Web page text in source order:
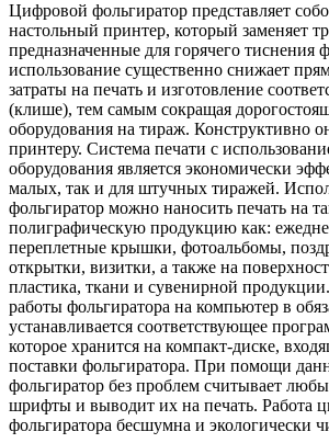
Цифровой фольгиратор представляет
настольный принтер, который заменяет
предназначенные для горячего тиснения
использование существенно снижает
затраты на печать и изготовление
(клише), тем самым сокращая
оборудования на тираж. Конструктивно
принтеру. Система печати с
оборудования является экономически
малых, так и для штучных тиражей.
фольгиратор можно наносить печать на
полиграфическую продукцию как:
переплетные крышки, фотоальбомы,
открытки, визитки, а также на
пластика, ткани и сувенирной
работы фольгиратора на компьютер в
устанавливается соответствующее
которое хранится на компакт-диске,
поставки фольгиратора. При помощи
фольгиратор без проблем считывает
шрифты и выводит их на печать. Работа
фольгиратора бесшумна и экологически